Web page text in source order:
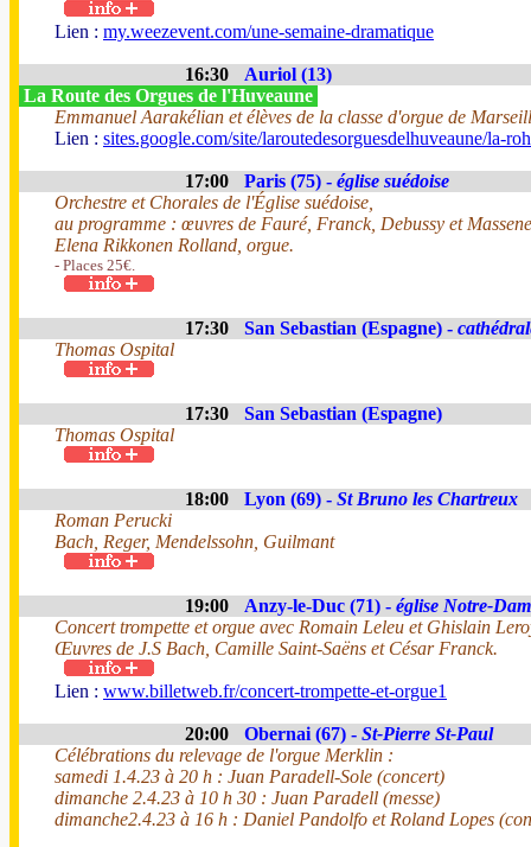
Lien : my.weezevent.com/une-semaine-dramatique
16:30
Auriol (13)
La Route des Orgues de l'Huveaune
Emmanuel Aarakélian et élèves de la classe d'orgue de
Lien : sites.google.com/site/laroutedesorguesdelhuveaune/la-
17:00 Paris (75) - église suédoise
Orchestre et Chorales de l'Église suédoise,
au programme : œuvres de Fauré, Franck, Debussy et
Elena Rikkonen Rolland, orgue.
- Places 25€.
17:30 San Sebastian (Espagne) -
Thomas Ospital
17:30
San Sebastian (Espagne)
Thomas Ospital
18:00 Lyon (69) - St Bruno les Chartreux
Roman Perucki
Bach, Reger, Mendelssohn, Guilmant
19:00 Anzy-le-Duc (71) - église Notre-
Concert trompette et orgue avec Romain Leleu et Ghislain
Œuvres de J.S Bach, Camille Saint-Saëns et César Franck.
Lien : www.billetweb.fr/concert-trompette-et-orgue1
20:00 Obernai (67) - St-Pierre St-Paul
Célébrations du relevage de l'orgue Merklin :
samedi 1.4.23 à 20 h : Juan Paradell-Sole (concert)
dimanche 2.4.23 à 10 h 30 : Juan Paradell (messe)
dimanche2.4.23 à 16 h : Daniel Pandolfo et Roland Lopes